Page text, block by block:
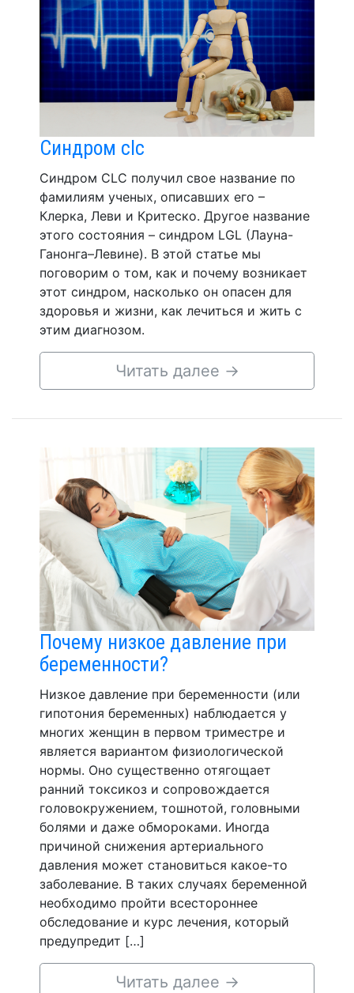
Синдром clc
Синдром CLC получил свое название по
фамилиям ученых, описавших его –
Клерка, Леви и Критеско. Другое название
этого состояния – синдром LGL (Лауна-
Ганонга–Левине). В этой статье мы
поговорим о том, как и почему возникает
этот синдром, насколько он опасен для
здоровья и жизни, как лечиться и жить с
этим диагнозом.
Читать далее →
Почему низкое давление при
беременности?
Низкое давление при беременности (или
гипотония беременных) наблюдается у
многих женщин в первом триместре и
является вариантом физиологической
нормы. Оно существенно отягощает
ранний токсикоз и сопровождается
головокружением, тошнотой, головными
болями и даже обмороками. Иногда
причиной снижения артериального
давления может становиться какое-то
заболевание. В таких случаях беременной
необходимо пройти всестороннее
обследование и курс лечения, который
предупредит […]
Читать далее →